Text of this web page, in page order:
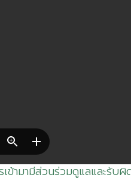
รเข้ามามีส่วนร่วมดูแลและ